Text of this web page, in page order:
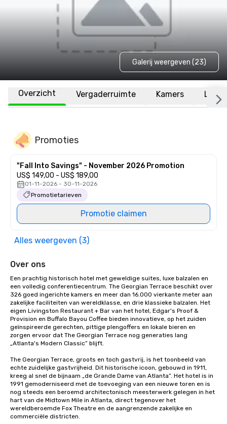
Galerij weergeven (23)
Overzicht Vergaderruimte Kamers
Promoties
"Fall Into Savings" - November 2026 Promotion
US$ 149,00 - US$ 189,00
01-11-2026 - 30-11-2026
Promotietarieven
Promotie claimen
Alles weergeven (3)
Over ons
Een prachtig historisch hotel met geweldige suites, luxe balzalen en
een volledig conferentiecentrum. The Georgian Terrace beschikt over
326 goed ingerichte kamers en meer dan 16.000 vierkante meter aan
zakelijke faciliteiten van wereldklasse, en drie klassieke balzalen. Het
eigen Livingston Restaurant + Bar van het hotel, Edgar's Proof &
Provision en Buffalo Bayou Coffee bieden innovatieve, op het zuiden
geïnspireerde gerechten, pittige plengoffers en lokale bieren en
zorgen ervoor dat The Georgian Terrace nog generaties lang
„Atlanta's Modern Classic” blijft.
The Georgian Terrace, groots en toch gastvrij, is het toonbeeld van
echte zuidelijke gastvrijheid. Dit historische icoon, gebouwd in 1911,
kreeg al snel de bijnaam „de Grande Dame van Atlanta”. Het hotel is in
1991 gemoderniseerd met de toevoeging van een nieuwe toren en is
nog steeds een beroemd architectonisch meesterwerk gelegen in het
hart van de Midtown Mile in Atlanta, direct tegenover het
wereldberoemde Fox Theatre en de aangrenzende zakelijke en
commerciële districten.